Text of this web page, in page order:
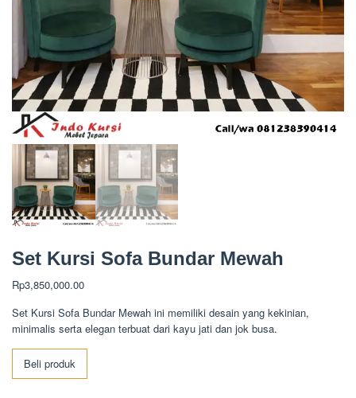
Set Kursi Sofa Bundar Mewah
Rp3,850,000.00
Set Kursi Sofa Bundar Mewah ini memiliki desain yang kekinian,
minimalis serta elegan terbuat dari kayu jati dan jok busa.
Beli produk